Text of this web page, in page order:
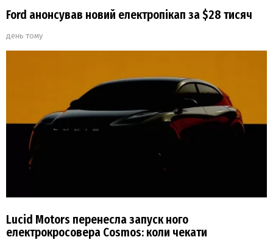
Ford анонсував новий електропікап за $28 тисяч
день тому
Lucid Motors перенесла запуск ного
електрокросовера Cosmos: коли чекати